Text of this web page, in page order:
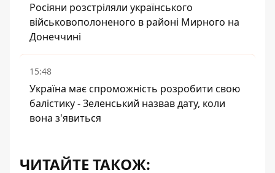
Росіяни розстріляли українського
військовополоненого в районі Мирного на
Донеччині
15:48
Україна має спроможність розробити свою
балістику - Зеленський назвав дату, коли
вона з'явиться
ЧИТАЙТЕ ТАКОЖ: